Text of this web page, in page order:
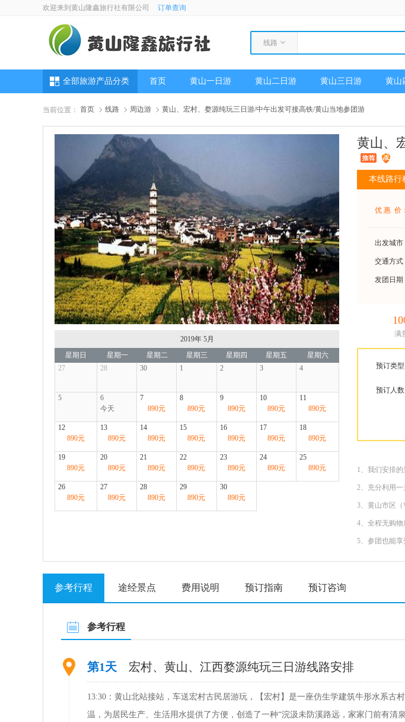
欢迎来到黄山隆鑫旅行社有限公司 订单查询
线路
全部旅游产品分类 首页 黄山一日游 黄山二日游 黄山三日游 黄山
当前位置： 首页 线路 周边游 黄山、宏村、婺源纯玩三日游/中午出发可接高铁/黄山当地参团游
星期日 星期一 星期二 星期三 星期四 星期五 星期六
2019年 5月
27 28 30 1 2 3 4
5
6
今天
7
890元
8
890元
9
890元
10
890元
11
890元
12
890元
13
890元
14
890元
15
890元
16
890元
17
890元
18
890元
19
890元
20
890元
21
890元
22
890元
23
890元
24
890元
25
890元
26
890元
27
890元
28
890元
29
890元
30
890元
黄山、
本线路行
优 惠 价
出发城市
交通方式
发团日
满
预订类型
预订人数
1、我们安排
2、充分利用
3、黄山市区
4、全程无购物
5、参团也能享
参考行程 途经景点 费用说明 预订指南 预订咨询
参考行程
第1天 宏村、黄山、江西婺源纯玩三日游线路安排
13:30：黄山北站接站，车送宏村古民居游玩，【宏村】是一座仿生学建筑牛形水系
温，为居民生产、生活用水提供了方便，创造了一种“浣汲未防溪路远，家家门前有